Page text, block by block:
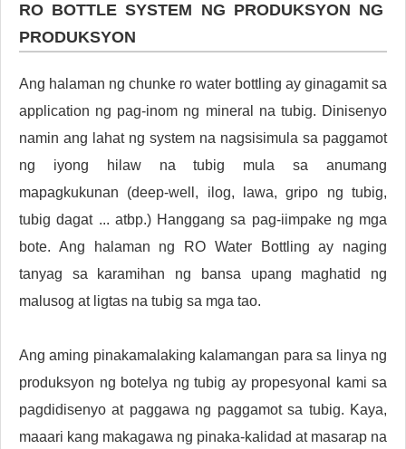
RO BOTTLE SYSTEM NG PRODUKSYON NG
PRODUKSYON
Ang halaman ng chunke ro water bottling ay ginagamit sa
application ng pag-inom ng mineral na tubig. Dinisenyo
namin ang lahat ng system na nagsisimula sa paggamot
ng iyong hilaw na tubig mula sa anumang
mapagkukunan (deep-well, ilog, lawa, gripo ng tubig,
tubig dagat ... atbp.) Hanggang sa pag-iimpake ng mga
bote. Ang halaman ng RO Water Bottling ay naging
tanyag sa karamihan ng bansa upang maghatid ng
malusog at ligtas na tubig sa mga tao.
Ang aming pinakamalaking kalamangan para sa linya ng
produksyon ng botelya ng tubig ay propesyonal kami sa
pagdidisenyo at paggawa ng paggamot sa tubig. Kaya,
maaari kang makagawa ng pinaka-kalidad at masarap na